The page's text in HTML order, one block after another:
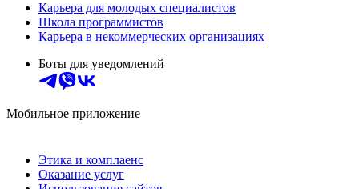
Карьера для молодых специалистов
Школа программистов
Карьера в некоммерческих организациях
Боты для уведомлений
Мобильное приложение
Этика и комплаенс
Оказание услуг